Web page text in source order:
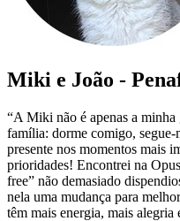
Miki e João -
“A Miki não é apenas a minha
família: dorme comigo, segue-
presente nos momentos mais
prioridades! Encontrei na
free” não demasiado
nela uma mudança para
têm mais energia, mais